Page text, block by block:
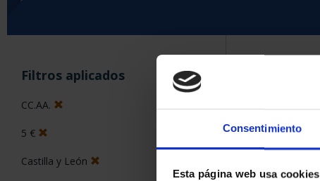
Consentimiento
Esta página web usa cookies
Filtros aplicados
CC.AA.
5 €
Castilla y León